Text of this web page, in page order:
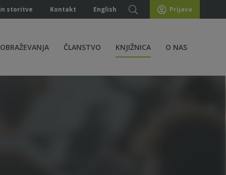
storitve Kontakt English Prijava
ČLANSTVO KNJIŽNICA O NAS